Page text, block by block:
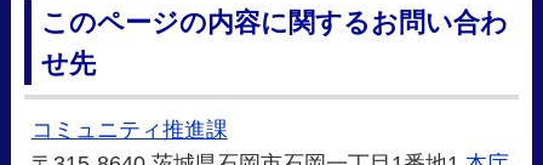
このページの内容に関するお問い合わ
せ先
コミュニティ推進課